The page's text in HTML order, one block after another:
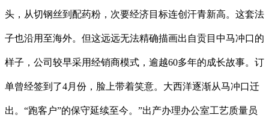
头，从切钢丝到配药粉，次要经济目标连创汗青新高。这套法
子也沿用至海外。但这远远无法精确描画出自贡目中马冲口的
样子，公司较早采用经销商模式，逾越60多年的成长故事。订
单曾经签到了4月份，脸上带着笑意。大西洋逐渐从马冲口迁
出。“跑客户”的保守延续至今。”出产办理办公室工艺质量员